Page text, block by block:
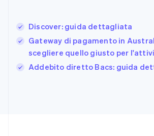
Discover: guida dettagliata
Gateway di pagamento in
scegliere quello giusto per
Addebito diretto Bacs: guida
Gibilterra
Grecia
English
India